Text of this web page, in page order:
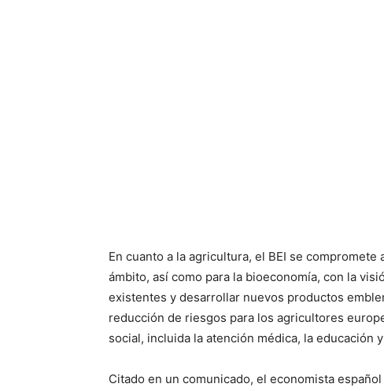
En cuanto a la agricultura, el BEI se
ámbito, así como para la bioeconomía, con la
existentes y desarrollar nuevos productos
reducción de riesgos para los agricultores
social, incluida la atención médica, la educación
Citado en un comunicado, el economista